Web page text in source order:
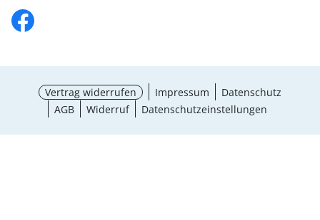
Vertrag widerrufen Impressum
Datenschutz
AGB
Widerruf Datenschutzeinstellungen